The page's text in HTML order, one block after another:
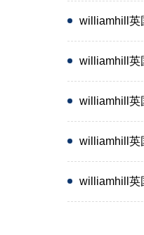
williamhill英
williamhill英
williamhill英
williamhill英
williamhill英